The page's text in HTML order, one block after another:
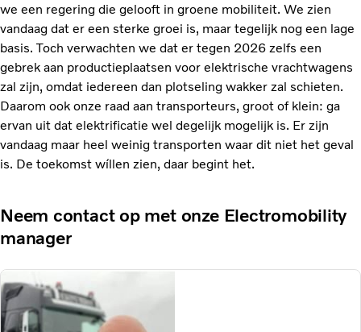
we een regering die gelooft in groene mobiliteit. We zien
vandaag dat er een sterke groei is, maar tegelijk nog een lage
basis. Toch verwachten we dat er tegen 2026 zelfs een
gebrek aan productieplaatsen voor elektrische vrachtwagens
zal zijn, omdat iedereen dan plotseling wakker zal schieten.
Daarom ook onze raad aan transporteurs, groot of klein: ga
ervan uit dat elektrificatie wel degelijk mogelijk is. Er zijn
vandaag maar heel weinig transporten waar dit niet het geval
is. De toekomst wíllen zien, daar begint het.
Neem contact op met onze Electromobility
manager